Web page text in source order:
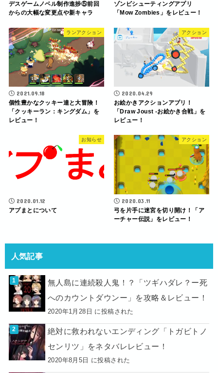
デスゲームノベル制作進捗⑤前回
からの大幅な変更点や新キャラ
ゾンビシューティングアプリ
「Mow Zombies」をレビュー！
ランアクション
2021.09.18
個性豊かなクッキー達と大冒険！
「クッキーラン：キングダム」を
レビュー！
アクション
2020.04.29
お絵かきアクションアプリ！
「Draw Joust -お絵かき合戦」を
レビュー！
お知らせ
2020.01.12
アプまとについて
アクション
2020.03.11
弓を片手に迷宮を切り開け！「ア
ーチャー伝説」をレビュー！
人気記事
無人島に連続殺人鬼！？「ツギハダレ？ー死
へのカウントダウンー」を攻略＆レビュー！
2020年1月28日 に投稿された
絶対に救われないエンディング「トガビトノ
センリツ」をネタバレレビュー！
2020年8月5日 に投稿された